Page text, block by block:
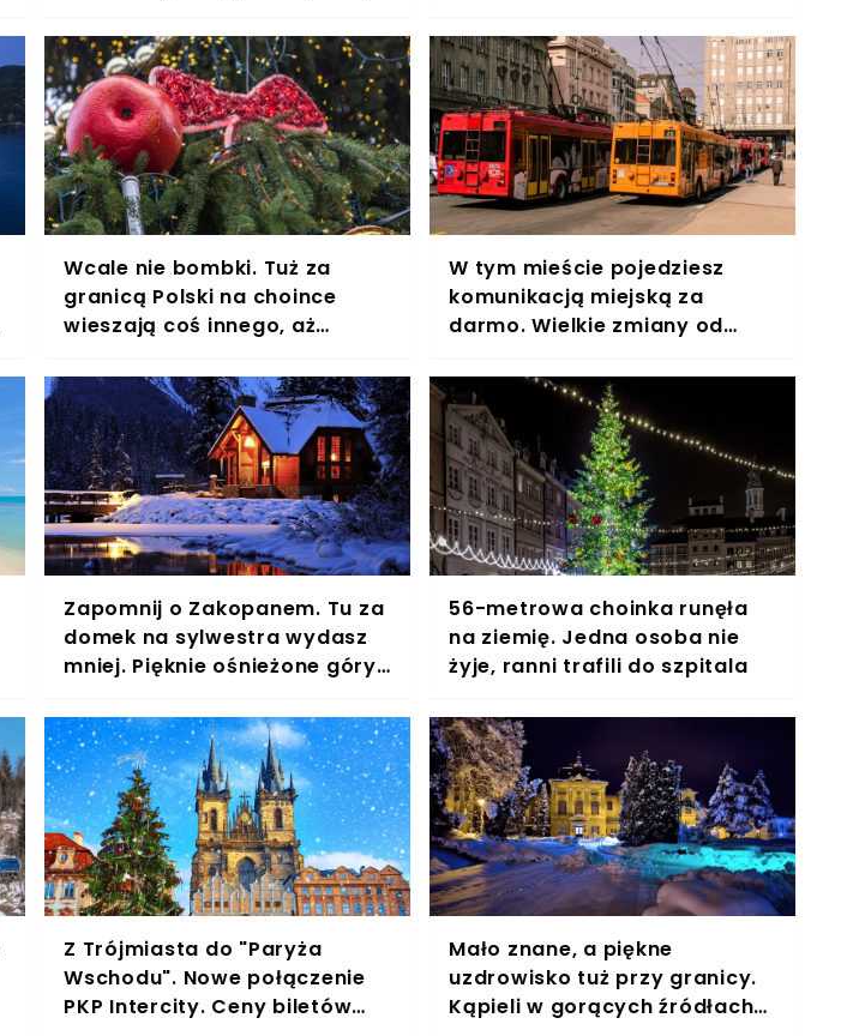
Wcale nie bombki. Tuż za
granicą Polski na choince
wieszają coś innego, aż
W tym mieście pojedziesz
komunikacją miejską za
darmo. Wielkie zmiany od
Zapomnij o Zakopanem. Tu za
domek na sylwestra wydasz
mniej. Pięknie ośnieżone góry,
56-metrowa choinka runęła
na ziemię. Jedna osoba nie
żyje, ranni trafili do szpitala
Z Trójmiasta do "Paryża
Wschodu". Nowe połączenie
PKP Intercity. Ceny biletów
Mało znane, a piękne
uzdrowisko tuż przy granicy.
Kąpieli w gorących źródłach